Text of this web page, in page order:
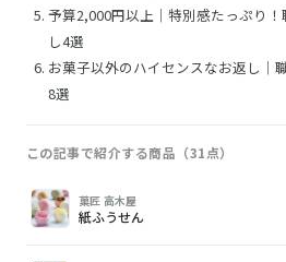
予算2,000円以上｜特別感たっぷり
し4選
お菓子以外のハイセンスなお返し｜
8選
この記事で紹介する商品（31点）
画
像
商
品
購
入
菓匠 高木屋
紙ふうせん